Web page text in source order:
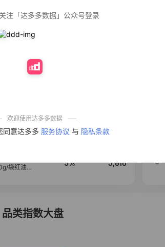
注「达多多数据」公众号登录
欢迎使用达多多数据
同意达多多 服务协议 与 隐私条款
生】油污
污去油王污
轻松搓洗去
除菌除螨3倍
厨房抽绳式
欢【10包鲜
红油麻酱
10% 4,286
袋红油麻
5% 3,816 5
品类指数大盘